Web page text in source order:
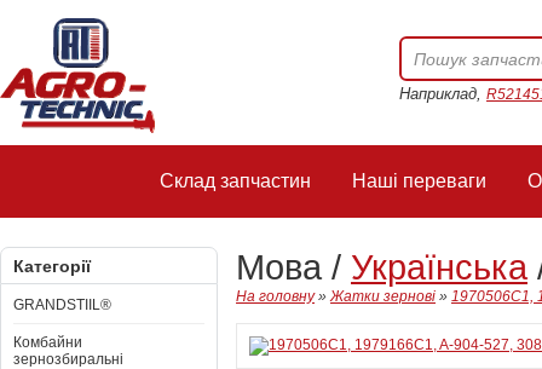
Наприклад,
Склад запчастин Наші переваги
Категорії
GRANDSTIIL®
Комбайни
зернозбиральні
Мова / Українська
На головну»Жатки зернові » 1970506C1,